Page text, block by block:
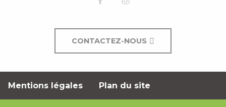
CONTACTEZ-NOUS
Mentions légales Plan du site